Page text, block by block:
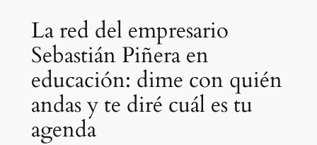
La red del empresario
Sebastián Piñera en
educación: dime con quién
andas y te diré cuál es tu
agenda